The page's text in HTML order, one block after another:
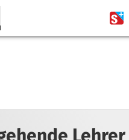
Lehrer